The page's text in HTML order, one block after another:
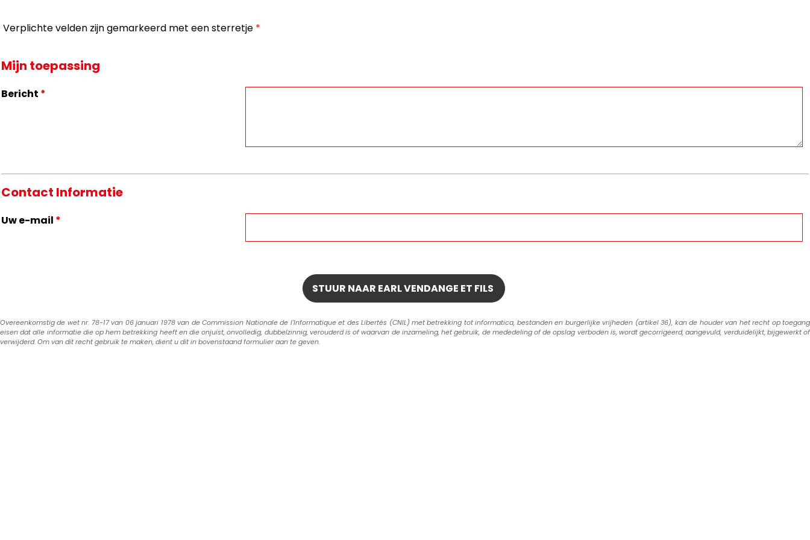
Verplichte velden zijn gemarkeerd met een sterretje *
Mijn toepassing
Bericht *
Contact Informatie
Uw e-mail *
Overeenkomstig de wet nr. 78-17 van 06 januari 1978 van de Commission Nationale de l'Informatique et des Libertés (CNIL) met betrekking tot informatica, bestanden en burgerlijke vrijheden (artikel 36), kan de houder van het recht op toegang
eisen dat alle informatie die op hem betrekking heeft en die onjuist, onvolledig, dubbelzinnig, verouderd is of waarvan de inzameling, het gebruik, de mededeling of de opslag verboden is, wordt gecorrigeerd, aangevuld, verduidelijkt, bijgewerkt of
verwijderd. Om van dit recht gebruik te maken, dient u dit in bovenstaand formulier aan te geven.